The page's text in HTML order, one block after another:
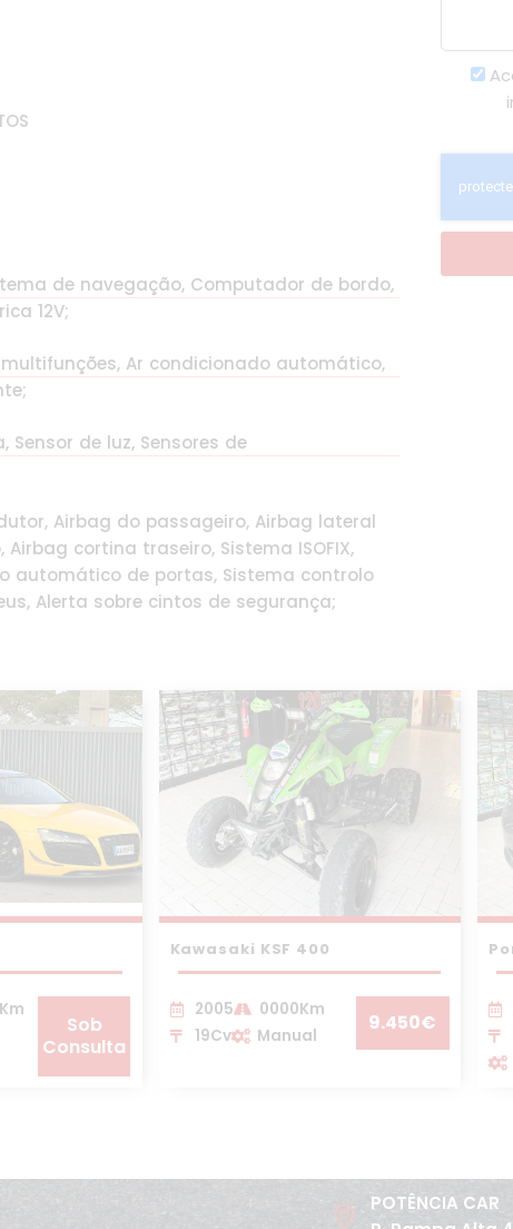
de navegação, Computador de bordo,
12V;
Ar condicionado automático,
de luz, Sensores de
Airbag do passageiro, Airbag lateral
cortina traseiro, Sistema ISOFIX,
automático de portas, Sistema controlo
Alerta sobre cintos de segurança;
Sob
Consulta
Kawasaki KSF 400
2005
0000Km
19Cv
Manual
9.450€
POTÊNCIA CAR